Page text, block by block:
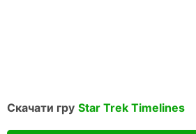
Скачати гру Star Trek Timelines